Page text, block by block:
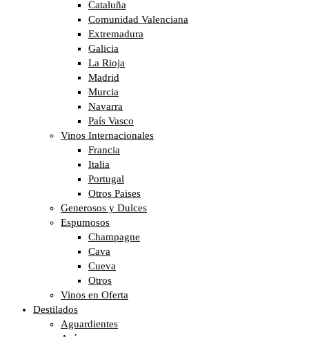
Cataluña
Comunidad Valenciana
Extremadura
Galicia
La Rioja
Madrid
Murcia
Navarra
País Vasco
Vinos Internacionales
Francia
Italia
Portugal
Otros Paises
Generosos y Dulces
Espumosos
Champagne
Cava
Cueva
Otros
Vinos en Oferta
Destilados
Aguardientes